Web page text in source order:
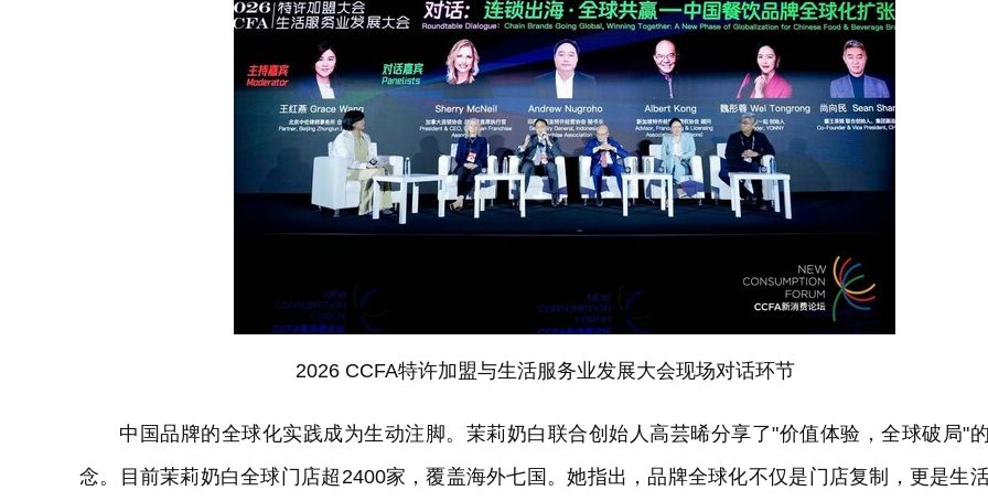
2026 CCFA特许加盟与生活服务业发展大会现场对话环节
中国品牌的全球化实践成为生动注脚。茉莉奶白联合创始人高芸晞分享了"价值体验，全球破局"
念。目前茉莉奶白全球门店超2400家，覆盖海外七国。她指出，品牌全球化不仅是门店复制，更是生